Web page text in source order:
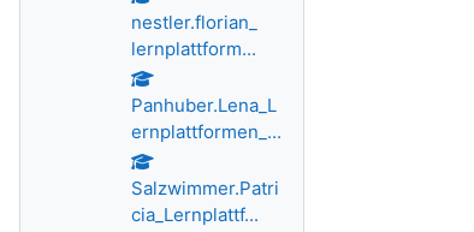
nestler.florian_
lernplattform...
Panhuber.Lena_L
ernplattformen_...
Salzwimmer.Patri
cia_Lernplattf...